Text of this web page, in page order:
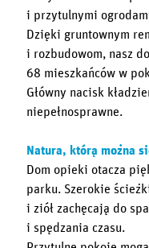
i przytulnymi
Dzięki gruntownym
i rozbudowom, nasz
68 mieszkańców w
Główny nacisk
niepełnosprawne.
Natura, którą można
Dom opieki otacza
parku. Szerokie
i ziół zachęcają do
i spędzania czasu.